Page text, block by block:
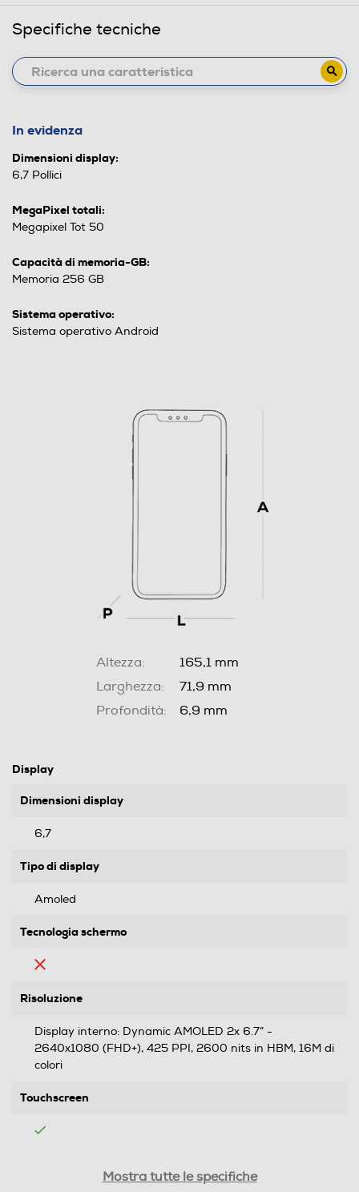
Specifiche tecniche
In evidenza
Dimensioni display:
6,7 Pollici
MegaPixel totali:
Megapixel Tot 50
Capacità di memoria-GB:
Memoria 256 GB
Sistema operativo:
Sistema operativo Android
Altezza:
165,1 mm
Larghezza:
71,9 mm
Profondità:
6,9 mm
Display
Dimensioni display
6,7
Tipo di display
Amoled
Tecnologia schermo
Risoluzione
Display interno: Dynamic AMOLED 2x 6.7” -
2640x1080 (FHD+), 425 PPI, 2600 nits in HBM, 16M di
colori
Touchscreen
Mostra tutte le specifiche